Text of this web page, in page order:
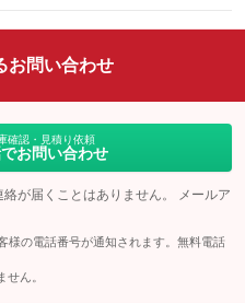
お問い合わせ
確認・見積り依頼
お問い合わせ
が届くことはありません。 メールア
の電話番号が通知されます。無料電話
ん。